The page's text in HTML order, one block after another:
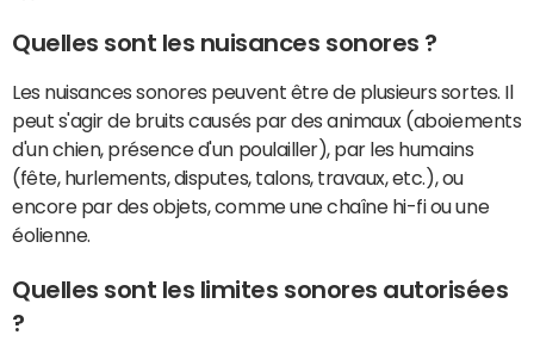
Quelles sont les nuisances sonores ?
Les nuisances sonores peuvent être de plusieurs sortes. Il
peut s'agir de bruits causés par des animaux (aboiements
d'un chien, présence d'un poulailler), par les humains
(fête, hurlements, disputes, talons, travaux, etc.), ou
encore par des objets, comme une chaîne hi-fi ou une
éolienne.
Quelles sont les limites sonores autorisées
?